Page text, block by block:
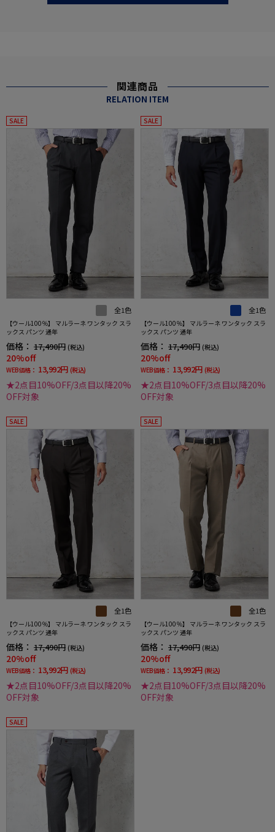
関連商品
RELATION ITEM
SALE
全1色
【ウール100％】 マルラーネ ワンタック スラ
ックス パンツ 通年
価格： 17,490円 (税込)
20%off
WEB価格： 13,992円 (税込)
★2点目10%OFF/3点目以降20%
OFF対象
SALE
全1色
【ウール100％】 マルラーネ ワンタック スラ
ックス パンツ 通年
価格： 17,490円 (税込)
20%off
WEB価格： 13,992円 (税込)
★2点目10%OFF/3点目以降20%
OFF対象
SALE
全1色
【ウール100％】 マルラーネ ワンタック スラ
ックス パンツ 通年
価格： 17,490円 (税込)
20%off
WEB価格： 13,992円 (税込)
★2点目10%OFF/3点目以降20%
OFF対象
SALE
全1色
【ウール100％】 マルラーネ ワンタック スラ
ックス パンツ 通年
価格： 17,490円 (税込)
20%off
WEB価格： 13,992円 (税込)
★2点目10%OFF/3点目以降20%
OFF対象
SALE